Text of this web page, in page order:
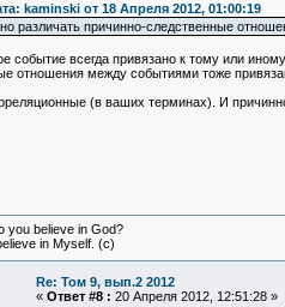
kaminski от 18 Апреля 2012, 01:00:19
различать причинно-следственные
событие всегда привязано к тому или
отношения между событиями тоже
(в ваших терминах). И
you believe in God?
in Myself. (c)
Re: Том 9, вып.2 2012
« Ответ #8 : 20 Апреля 2012, 12:51:28 »